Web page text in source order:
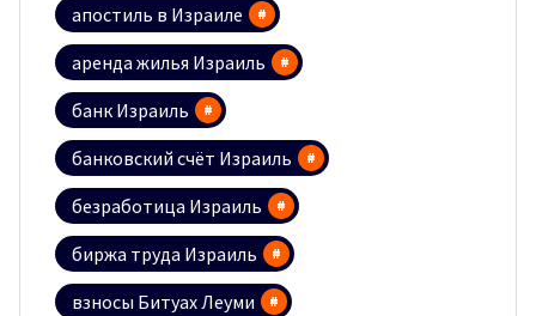
апостиль в Израиле
аренда жилья Израиль
банк Израиль
банковский счёт Израиль
безработица Израиль
биржа труда Израиль
взносы Битуах Леуми